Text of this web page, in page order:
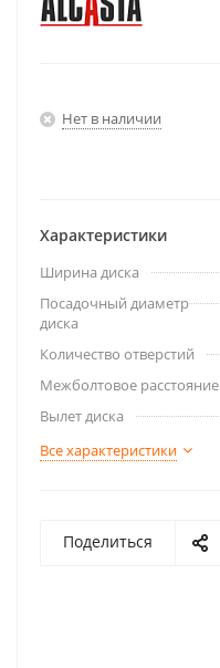
Нет в наличии
Характеристики
Ширина диска
Посадочный диаметр
диска
Количество отверстий
Межболтовое расстояние
Вылет диска
Все характеристики
Поделиться